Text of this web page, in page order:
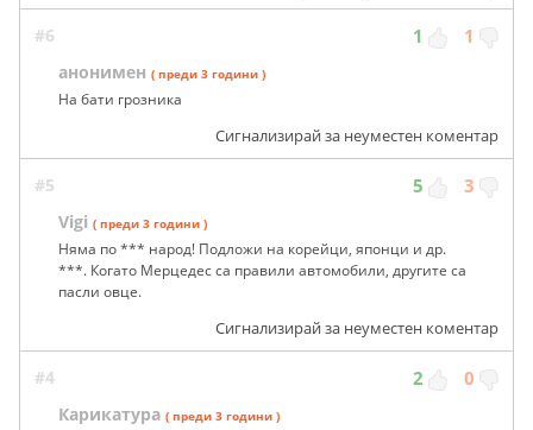
#6 1 1
анонимен ( преди 3 години )
На бати грозника
Сигнализирай за неуместен коментар
#5 5 3
Vigi ( преди 3 години )
Няма по *** народ! Подложи на корейци, японци и др.
***. Когато Мерцедес са правили автомобили, другите са
пасли овце.
Сигнализирай за неуместен коментар
#4 2 0
Карикатура ( преди 3 години )